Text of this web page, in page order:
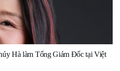
Hà làm Tổng Giám Đốc tại Việt